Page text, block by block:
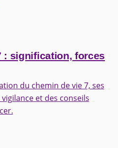
: signification, forces
du chemin de vie 7, ses
et des conseils